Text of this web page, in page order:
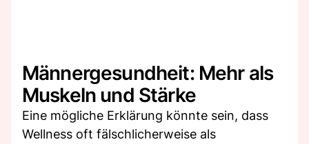
Männergesundheit: Mehr als
Muskeln und Stärke
Eine mögliche Erklärung könnte sein, dass
Wellness oft fälschlicherweise als